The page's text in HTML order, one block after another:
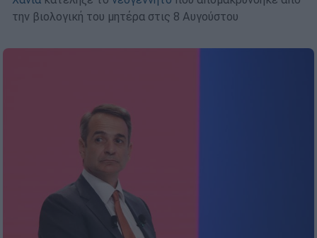
την βιολογική του μητέρα στις 8 Αυγούστου